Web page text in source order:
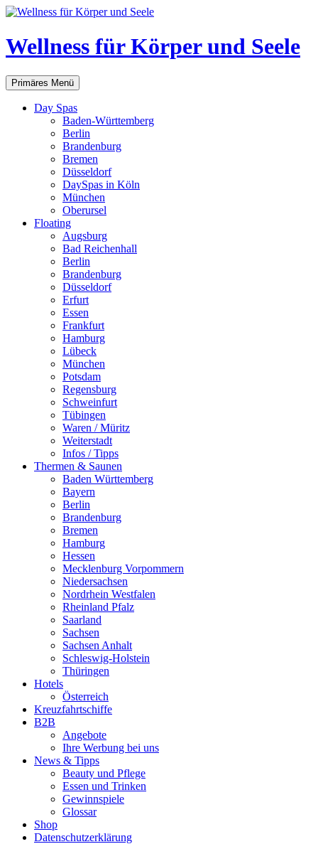
Zum
springen
Wellness für Körper und Seele
Suchen
Primäres Menü
Day Spas
Baden-Württemberg
Berlin
Brandenburg
Bremen
Düsseldorf
DaySpas in Köln
München
Oberursel
Floating
Augsburg
Bad Reichenhall
Berlin
Brandenburg
Düsseldorf
Erfurt
Essen
Frankfurt
Hamburg
Lübeck
München
Potsdam
Regensburg
Schweinfurt
Tübingen
Waren / Müritz
Weiterstadt
Infos / Tipps
Thermen & Saunen
Baden Württemberg
Bayern
Berlin
Brandenburg
Bremen
Hamburg
Hessen
Mecklenburg Vorpommern
Niedersachsen
Nordrhein Westfalen
Rheinland Pfalz
Saarland
Sachsen
Sachsen Anhalt
Schleswig-Holstein
Thüringen
Hotels
Österreich
Kreuzfahrtschiffe
B2B
Angebote
Ihre Werbung bei uns
News & Tipps
Beauty und Pflege
Essen und Trinken
Gewinnspiele
Glossar
Shop
Datenschutzerklärung